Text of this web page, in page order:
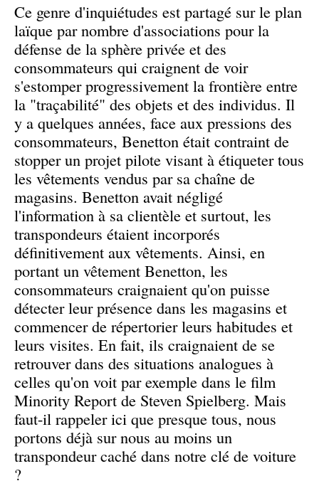
Ce genre d'inquiétudes est partagé sur le plan
laïque par nombre d'associations pour la
défense de la sphère privée et des
consommateurs qui craignent de voir
s'estomper progressivement la frontière entre
la "traçabilité" des objets et des individus. Il
y a quelques années, face aux pressions des
consommateurs, Benetton était contraint de
stopper un projet pilote visant à étiqueter tous
les vêtements vendus par sa chaîne de
magasins. Benetton avait négligé
l'information à sa clientèle et surtout, les
transpondeurs étaient incorporés
définitivement aux vêtements. Ainsi, en
portant un vêtement Benetton, les
consommateurs craignaient qu'on puisse
détecter leur présence dans les magasins et
commencer de répertorier leurs habitudes et
leurs visites. En fait, ils craignaient de se
retrouver dans des situations analogues à
celles qu'on voit par exemple dans le film
Minority Report de Steven Spielberg. Mais
faut-il rappeler ici que presque tous, nous
portons déjà sur nous au moins un
transpondeur caché dans notre clé de voiture
?